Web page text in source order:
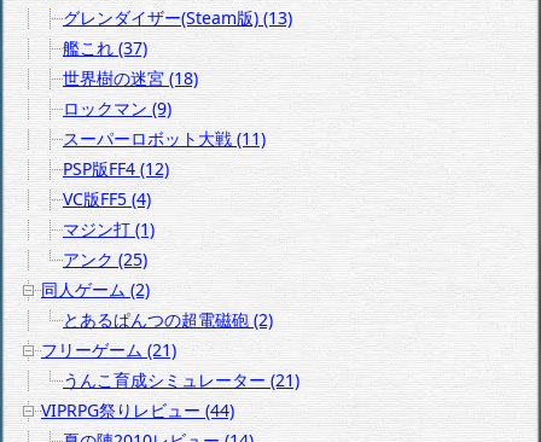
グレンダイザー(Steam版) (13)
艦これ (37)
世界樹の迷宮 (18)
ロックマン (9)
スーパーロボット大戦 (11)
PSP版FF4 (12)
VC版FF5 (4)
マジン打 (1)
アンク (25)
同人ゲーム (2)
とあるぱんつの超電磁砲 (2)
フリーゲーム (21)
うんこ育成シミュレーター (21)
VIPRPG祭りレビュー (44)